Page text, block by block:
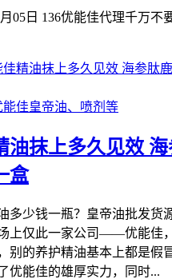
05日 136优能佳代理千万不
能佳皇帝油、喷剂等
油抹上多久见效
盒
多少钱一瓶？皇帝油批发货
上仅此一家公司——优能佳
别的养护精油基本上都是假
优能佳的雄厚实力，同时...